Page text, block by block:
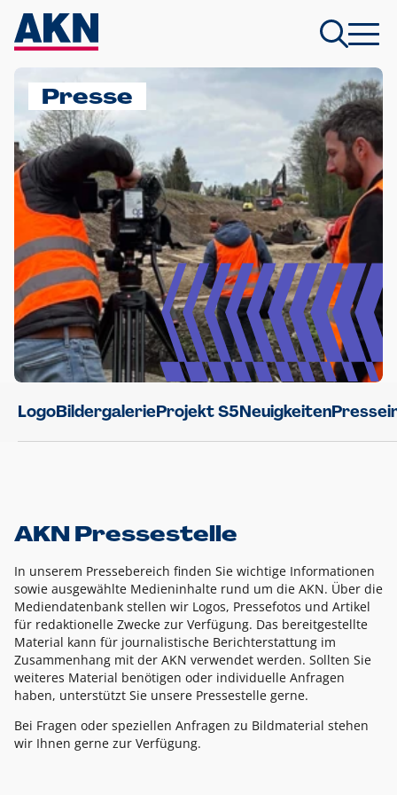
Presse
LogoBildergalerieProjekt S5Neuigkeiten
AKN Pressestelle
In unserem Pressebereich finden Sie wichtige Informationen
sowie ausgewählte Medieninhalte rund um die AKN. Über die
Mediendatenbank stellen wir Logos, Pressefotos und Artikel
für redaktionelle Zwecke zur Verfügung. Das bereitgestellte
Material kann für journalistische Berichterstattung im
Zusammenhang mit der AKN verwendet werden. Sollten Sie
weiteres Material benötigen oder individuelle Anfragen
haben, unterstützt Sie unsere Pressestelle gerne.
Bei Fragen oder speziellen Anfragen zu Bildmaterial stehen
wir Ihnen gerne zur Verfügung.